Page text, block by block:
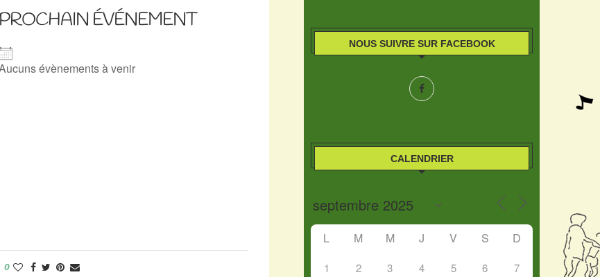
PROCHAIN ÉVÉNEMENT
évènements à venir
0
NOUS SUIVRE SUR FACEBOOK
CALENDRIER
L M M J V S D
1 2 3 4 5 6 7